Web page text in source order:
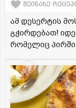
შეინახე
ამ დესერტის
გჭირდებათ!
რომელიც პირში